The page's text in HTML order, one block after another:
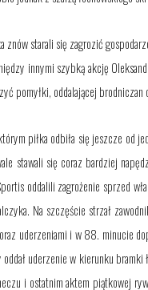
starali się zagrozić
innymi szybką akcję
pomyłki, oddalającej
piłka odbiła się jeszcze od
stawali się coraz bardziej
oddalili zagrożenie sprzed
Na szczęście strzał
oraz uderzeniami i w 88. minucie
uderzenie w kierunku bramki
i ostatnim aktem piątkowej